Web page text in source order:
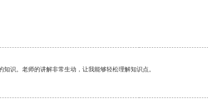
识。老师的讲解非常生动，让我能够轻松理解知识点。